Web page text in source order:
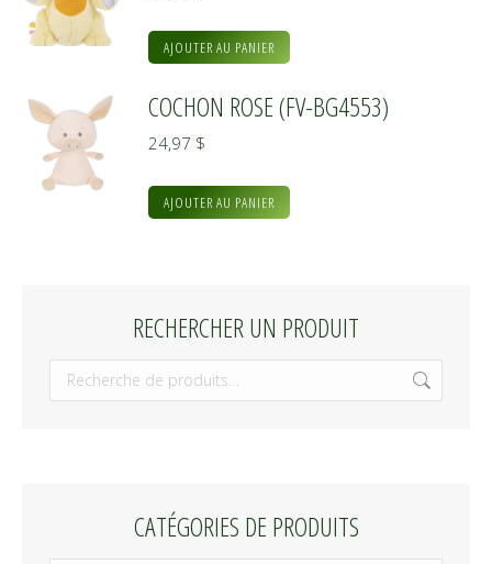
AJOUTER AU PANIER
COCHON ROSE (FV-BG4553)
24,97 $
AJOUTER AU PANIER
RECHERCHER UN PRODUIT
CATÉGORIES DE PRODUITS